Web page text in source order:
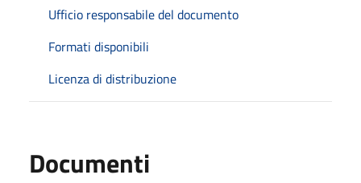
Ufficio responsabile del documento
Formati disponibili
Licenza di distribuzione
Documenti